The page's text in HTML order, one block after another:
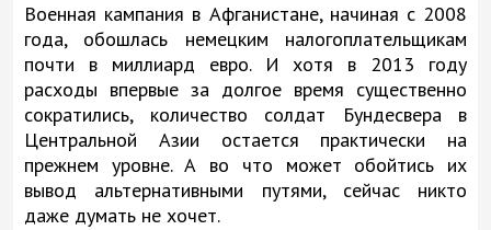
Военная кампания в Афганистане, начиная с 2008
года, обошлась немецким налогоплательщикам
почти в миллиард евро. И хотя в 2013 году
расходы впервые за долгое время существенно
сократились, количество солдат Бундесвера в
Центральной Азии остается практически на
прежнем уровне. А во что может обойтись их
вывод альтернативными путями, сейчас никто
даже думать не хочет.